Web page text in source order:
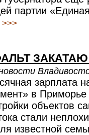
партии
>>>
зарплата
в
объектов
стали
известной